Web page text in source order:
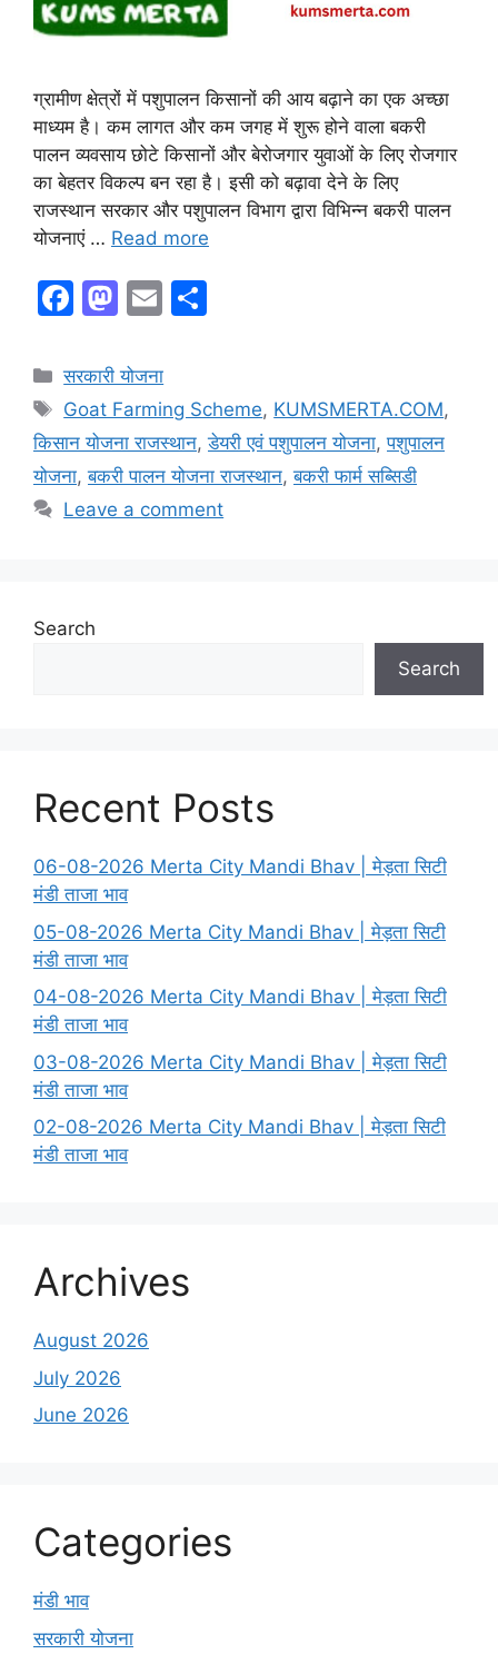
ग्रामीण क्षेत्रों में पशुपालन किसानों की आय बढ़ाने का एक अच्छा
माध्यम है। कम लागत और कम जगह में शुरू होने वाला बकरी
पालन व्यवसाय छोटे किसानों और बेरोजगार युवाओं के लिए रोजगार
का बेहतर विकल्प बन रहा है। इसी को बढ़ावा देने के लिए
राजस्थान सरकार और पशुपालन विभाग द्वारा विभिन्न बकरी पालन
योजनाएं … Read more
F
c
e
b
o
o
M
st
o
d
o
n
E
ai
l
e
Categories
सरकारी योजना
Tags
Goat Farming Scheme, KUMSMERTA.COM,
किसान योजना राजस्थान,डेयरी एवं पशुपालन योजना,पशुपालन
योजना,बकरी पालन योजना राजस्थान,बकरी फार्म सब्सिडी
Leave a comment
Search
Search
Recent Posts
06-08-2026 Merta City Mandi Bhav | मेड़ता सिटी
मंडी ताजा भाव
05-08-2026 Merta City Mandi Bhav | मेड़ता सिटी
मंडी ताजा भाव
04-08-2026 Merta City Mandi Bhav | मेड़ता सिटी
मंडी ताजा भाव
03-08-2026 Merta City Mandi Bhav | मेड़ता सिटी
मंडी ताजा भाव
02-08-2026 Merta City Mandi Bhav | मेड़ता सिटी
मंडी ताजा भाव
Archives
August 2026
July 2026
June 2026
Categories
मंडी भाव
सरकारी योजना